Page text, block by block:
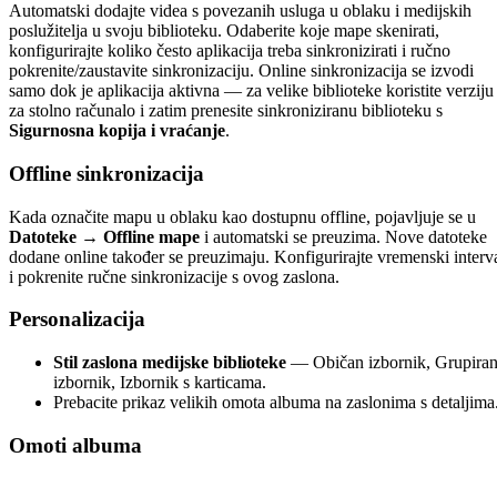
Automatski dodajte videa s povezanih usluga u oblaku i medijskih
poslužitelja u svoju biblioteku. Odaberite koje mape skenirati,
konfigurirajte koliko često aplikacija treba sinkronizirati i ručno
pokrenite/zaustavite sinkronizaciju. Online sinkronizacija se izvodi
samo dok je aplikacija aktivna — za velike biblioteke koristite verziju
za stolno računalo i zatim prenesite sinkroniziranu biblioteku s
Sigurnosna kopija i vraćanje.
Offline sinkronizacija
Kada označite mapu u oblaku kao dostupnu offline, pojavljuje se u
Datoteke → Offline mape i automatski se preuzima. Nove datoteke
dodane online također se preuzimaju. Konfigurirajte vremenski
i pokrenite ručne sinkronizacije s ovog zaslona.
Personalizacija
Stil zaslona medijske biblioteke — Običan izbornik,
izbornik, Izbornik s karticama.
Prebacite prikaz velikih omota albuma na zaslonima s
Omoti albuma